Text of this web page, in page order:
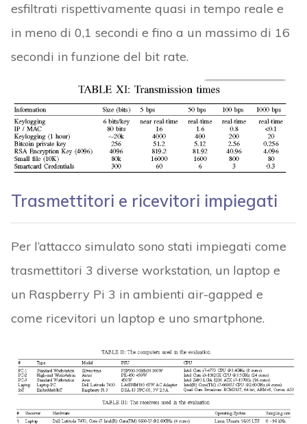
esfiltrati rispettivamente quasi in tempo reale e
in meno di 0,1 secondi e fino a un massimo di 16
secondi in funzione del bit rate.
Trasmettitori e ricevitori impiegati
Per l’attacco simulato sono stati impiegati come
trasmettitori 3 diverse workstation, un laptop e
un Raspberry Pi 3 in ambienti air-gapped e
come ricevitori un laptop e uno smartphone.